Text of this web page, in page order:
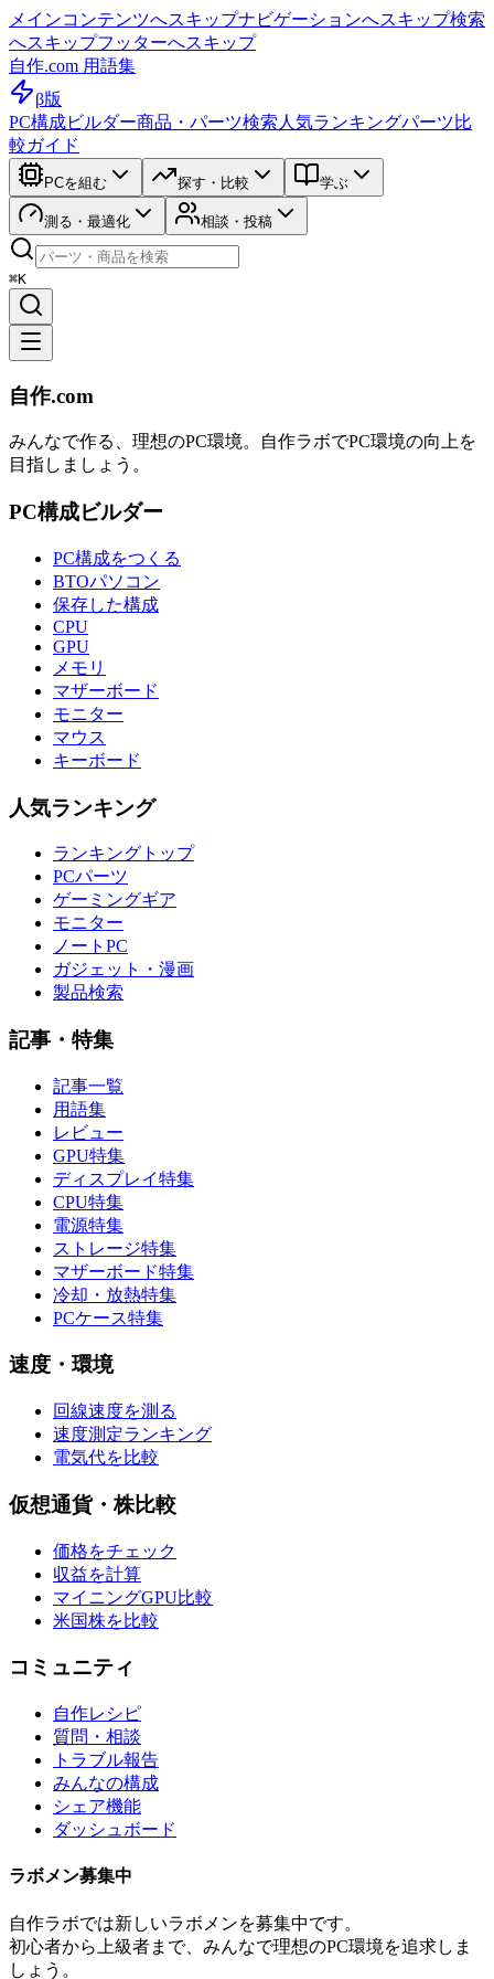
メインコンテンツへスキップナビゲーションへスキップ検索
へスキップフッターへスキップ
自作.com 用語集
β版
PC構成ビルダー商品・パーツ検索 人気ランキングパーツ比
較ガイド
PCを組む 探す・比較 学ぶ
測る・最適化 相談・投稿
⌘K
自作.com
みんなで作る、理想のPC環境。 自作ラボでPC環境の向上を
目指しましょう。
PC構成ビルダー
PC構成をつくる
BTOパソコン
保存した構成
CPU
GPU
メモリ
マザーボード
モニター
マウス
キーボード
人気ランキング
ランキングトップ
PCパーツ
ゲーミングギア
モニター
ノートPC
ガジェット・漫画
製品検索
記事・特集
記事一覧
用語集
レビュー
GPU特集
ディスプレイ特集
CPU特集
電源特集
ストレージ特集
マザーボード特集
冷却・放熱特集
PCケース特集
速度・環境
回線速度を測る
速度測定ランキング
電気代を比較
仮想通貨・株比較
価格をチェック
収益を計算
マイニングGPU比較
米国株を比較
コミュニティ
自作レシピ
質問・相談
トラブル報告
みんなの構成
シェア機能
ダッシュボード
ラボメン募集中
自作ラボでは新しいラボメンを募集中です。
初心者から上級者まで、みんなで理想のPC環境を追求しま
しょう。